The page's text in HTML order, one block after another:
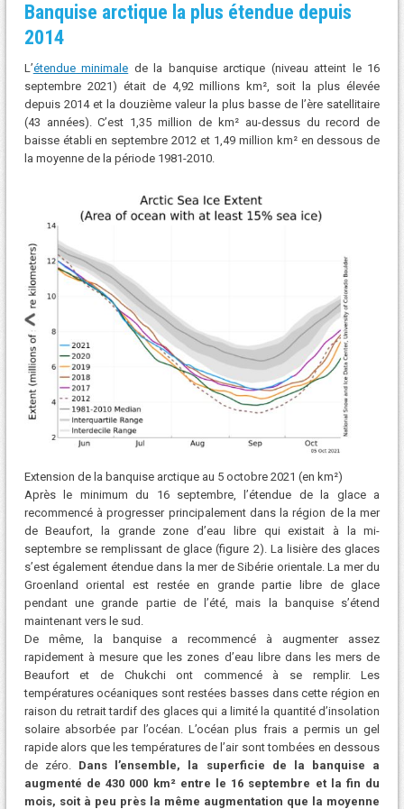
Banquise arctique la plus étendue depuis
2014
L’étendue minimale de la banquise arctique (niveau atteint le 16
septembre 2021) était de 4,92 millions km², soit la plus élevée
depuis 2014 et la douzième valeur la plus basse de l’ère satellitaire
(43 années). C’est 1,35 million de km² au-dessus du record de
baisse établi en septembre 2012 et 1,49 million km² en dessous de
la moyenne de la période 1981-2010.
Extension de la banquise arctique au 5 octobre 2021 (en km²)
Après le minimum du 16 septembre, l’étendue de la glace a
recommencé à progresser principalement dans la région de la mer
de Beaufort, la grande zone d’eau libre qui existait à la mi-
septembre se remplissant de glace (figure 2). La lisière des glaces
s’est également étendue dans la mer de Sibérie orientale. La mer du
Groenland oriental est restée en grande partie libre de glace
pendant une grande partie de l’été, mais la banquise s’étend
maintenant vers le sud.
De même, la banquise a recommencé à augmenter assez
rapidement à mesure que les zones d’eau libre dans les mers de
Beaufort et de Chukchi ont commencé à se remplir. Les
températures océaniques sont restées basses dans cette région en
raison du retrait tardif des glaces qui a limité la quantité d’insolation
solaire absorbée par l’océan. L’océan plus frais a permis un gel
rapide alors que les températures de l’air sont tombées en dessous
de zéro. Dans l’ensemble, la superficie de la banquise a
augmenté de 430 000 km² entre le 16 septembre et la fin du
mois, soit à peu près la même augmentation que la moyenne